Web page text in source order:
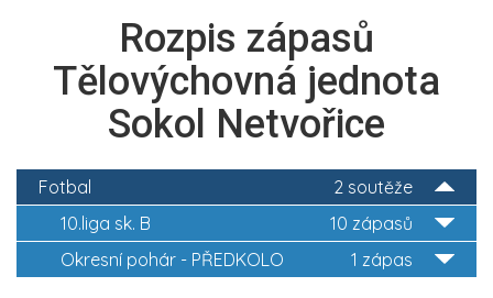
Rozpis zápasů
Tělovýchovná jednota
Sokol Netvořice
2 soutěže
Fotbal
10 zápasů
10.liga sk. B
1 zápas
Okresní pohár - PŘEDKOLO